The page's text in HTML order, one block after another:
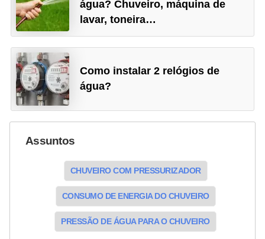
água? Chuveiro, máquina de
lavar, toneira…
Como instalar 2 relógios de
água?
Assuntos
CHUVEIRO COM PRESSURIZADOR
CONSUMO DE ENERGIA DO CHUVEIRO
PRESSÃO DE ÁGUA PARA O CHUVEIRO